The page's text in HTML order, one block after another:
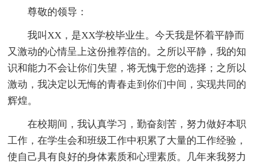
尊敬的领导：
我叫XX，是XX学校毕业生。今天我是怀着平静而
又激动的心情呈上这份推荐信的。之所以平静，我的知
识和能力不会让你们失望，将无愧于您的选择；之所以
激动，我决定以无悔的青春走到你们中间，实现共同的
辉煌。
在校期间，我认真学习，勤奋刻苦，努力做好本职
工作，在学生会和班级工作中积累了大量的工作经验，
使自己具有良好的身体素质和心理素质。几年来我努力